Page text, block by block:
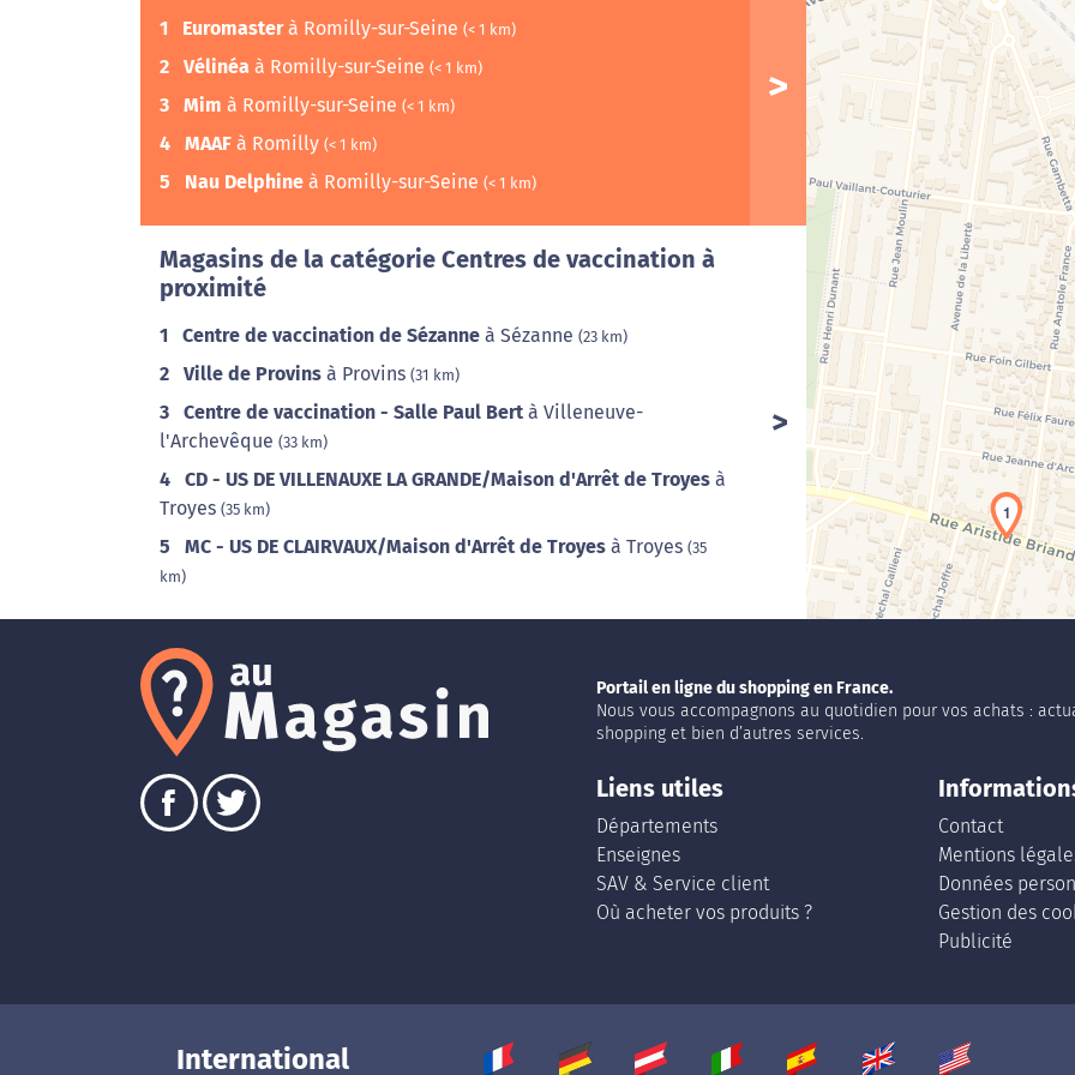
1 Euromasterà Romilly-sur-Seine (< 1 km)
2 Vélinéa à Romilly-sur-Seine (< 1 km)
3 Mim à Romilly-sur-Seine (< 1 km)
4 MAAF à Romilly (< 1 km)
5 Nau Delphine à Romilly-sur-Seine (< 1 km)
Magasins de la catégorie Centres de vaccination à
proximité
1 Centre de vaccination de Sézanne à Sézanne (23 km)
2 Ville de Provins à Provins (31 km)
3 Centre de vaccination - Salle Paul Bert à Villeneuve-
l'Archevêque (33 km)
4 CD - US DE VILLENAUXE LA GRANDE/Maison d'Arrêt de Troyes à
Troyes (35 km)
5 MC - US DE CLAIRVAUX/Maison d'Arrêt de Troyes à Troyes (35
km)
1
Portail en ligne du shopping en France.
Nous vous accompagnons au quotidien pour vos achats :
shopping et bien d’autres services.
Liens utiles
Départements
Enseignes
SAV & Service client
Où acheter vos produits ?
Contact
Mentions
Données
Gestion des
Publicité
International